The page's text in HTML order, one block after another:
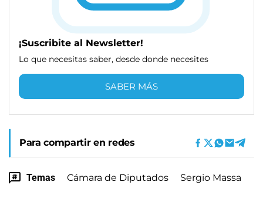
¡Suscribite al Newsletter!
Lo que necesitas saber, desde donde necesites
SABER MÁS
Para compartir en redes
Temas Cámara de Diputados Sergio Massa